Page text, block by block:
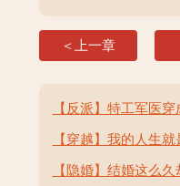
＜上一章
【反派】特工军医
【穿越】我的人生就
【隐婚】结婚这么